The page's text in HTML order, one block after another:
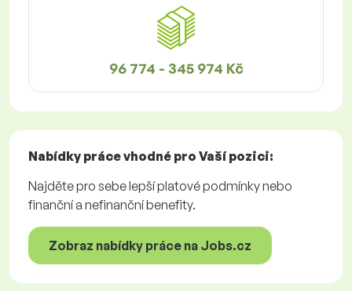
96 774 - 345 974 Kč
Nabídky prácevhodné pro Vaší pozici:
Najděte pro sebe lepší platové podmínky nebo
finanční a nefinanční benefity.
Zobraz nabídky práce na Jobs.cz